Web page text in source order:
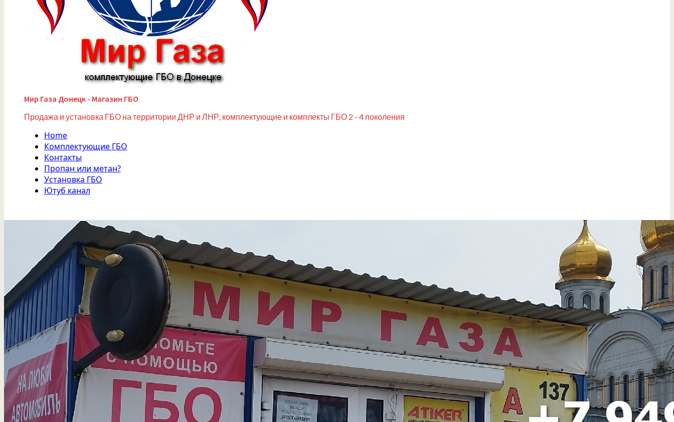
Мир Газа Донецк - Магазин ГБО
Продажа и установка ГБО на территории ДНР и ЛНР, комплектующие и комплекты ГБО 2 - 4 поколения
Home
Комплектующие ГБО
Контакты
Пропан или метан?
Установка ГБО
Ютуб канал